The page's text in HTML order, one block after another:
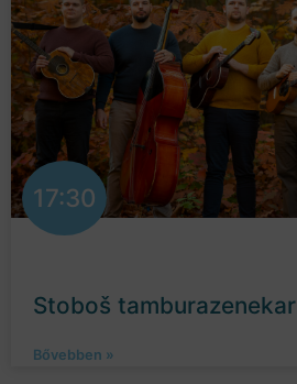
17:30
Stoboš tamburazenekar
Bővebben »